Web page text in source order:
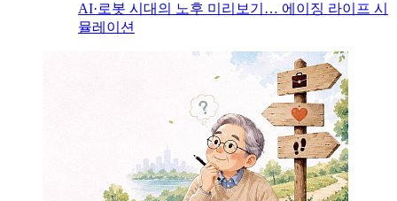
AI·로봇 시대의 노후 미리보기… 에이징 라이프 시
뮬레이션